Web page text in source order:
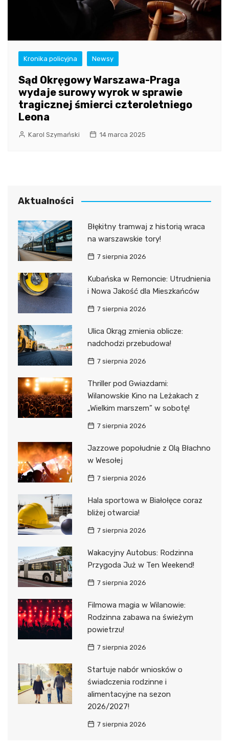
Kronika policyjna Newsy
Sąd Okręgowy Warszawa-Praga
wydaje surowy wyrok w sprawie
tragicznej śmierci czteroletniego
Leona
Karol Szymański 14 marca 2025
Aktualności
Błękitny tramwaj z historią wraca
na warszawskie tory!
7 sierpnia 2026
Kubańska w Remoncie: Utrudnienia
i Nowa Jakość dla Mieszkańców
7 sierpnia 2026
Ulica Okrąg zmienia oblicze:
nadchodzi przebudowa!
7 sierpnia 2026
Thriller pod Gwiazdami:
Wilanowskie Kino na Leżakach z
„Wielkim marszem” w sobotę!
7 sierpnia 2026
Jazzowe popołudnie z Olą Błachno
w Wesołej
7 sierpnia 2026
Hala sportowa w Białołęce coraz
bliżej otwarcia!
7 sierpnia 2026
Wakacyjny Autobus: Rodzinna
Przygoda Już w Ten Weekend!
7 sierpnia 2026
Filmowa magia w Wilanowie:
Rodzinna zabawa na świeżym
powietrzu!
7 sierpnia 2026
Startuje nabór wniosków o
świadczenia rodzinne i
alimentacyjne na sezon
2026/2027!
7 sierpnia 2026